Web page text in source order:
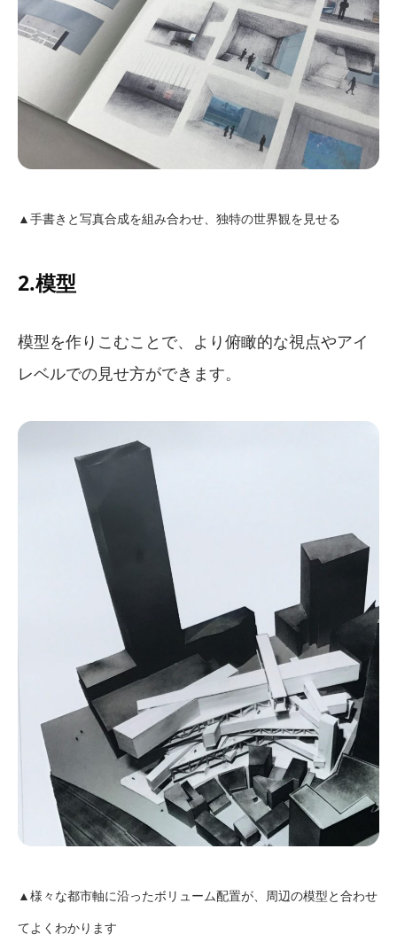
▲手書きと写真合成を組み合わせ、独特の世界観を見せる
2.模型
模型を作りこむことで、より俯瞰的な視点やアイ
レベルでの見せ方ができます。
▲様々な都市軸に沿ったボリューム配置が、周辺の模型と合わせ
てよくわかります